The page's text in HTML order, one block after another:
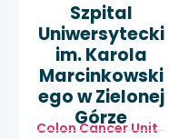
Szpital
Uniwersytecki
im. Karola
Marcinkowski
ego w Zielonej
Górze
Colon Cancer Unit